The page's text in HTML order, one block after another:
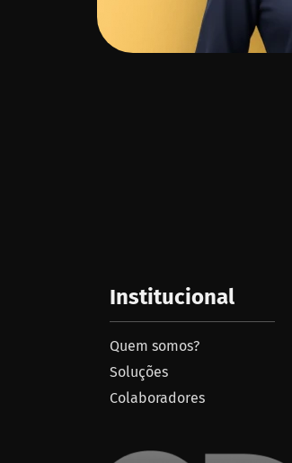
Institucional
Quem somos?
Soluções
Colaboradores